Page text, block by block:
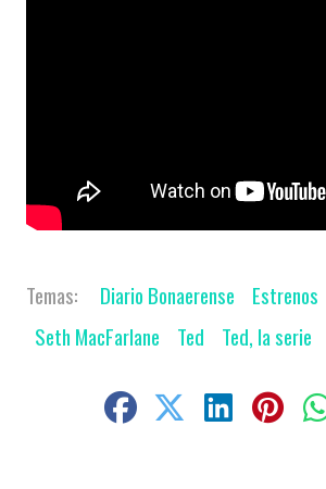
Diario Bonaerense
Estrenos
Seth MacFarlane
Ted Ted, la serie